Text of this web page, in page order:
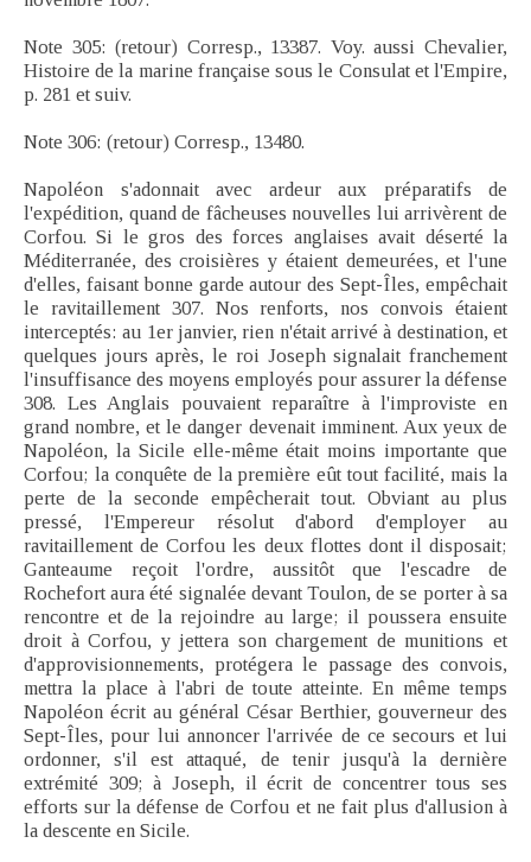
Note 305: (retour) Corresp., 13387. Voy. aussi Chevalier,
Histoire de la marine française sous le Consulat et l'Empire,
p. 281 et suiv.
Note 306: (retour) Corresp., 13480.
Napoléon s'adonnait avec ardeur aux préparatifs de
l'expédition, quand de fâcheuses nouvelles lui arrivèrent de
Corfou. Si le gros des forces anglaises avait déserté la
Méditerranée, des croisières y étaient demeurées, et l'une
d'elles, faisant bonne garde autour des Sept-Îles, empêchait
le ravitaillement 307. Nos renforts, nos convois étaient
interceptés: au 1er janvier, rien n'était arrivé à destination, et
quelques jours après, le roi Joseph signalait franchement
l'insuffisance des moyens employés pour assurer la défense
308. Les Anglais pouvaient reparaître à l'improviste en
grand nombre, et le danger devenait imminent. Aux yeux de
Napoléon, la Sicile elle-même était moins importante que
Corfou; la conquête de la première eût tout facilité, mais la
perte de la seconde empêcherait tout. Obviant au plus
pressé, l'Empereur résolut d'abord d'employer au
ravitaillement de Corfou les deux flottes dont il disposait;
Ganteaume reçoit l'ordre, aussitôt que l'escadre de
Rochefort aura été signalée devant Toulon, de se porter à sa
rencontre et de la rejoindre au large; il poussera ensuite
droit à Corfou, y jettera son chargement de munitions et
d'approvisionnements, protégera le passage des convois,
mettra la place à l'abri de toute atteinte. En même temps
Napoléon écrit au général César Berthier, gouverneur des
Sept-Îles, pour lui annoncer l'arrivée de ce secours et lui
ordonner, s'il est attaqué, de tenir jusqu'à la dernière
extrémité 309; à Joseph, il écrit de concentrer tous ses
efforts sur la défense de Corfou et ne fait plus d'allusion à
la descente en Sicile.